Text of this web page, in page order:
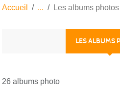
Accueil Les albums photos
LES ALBUMS
26 albums photo